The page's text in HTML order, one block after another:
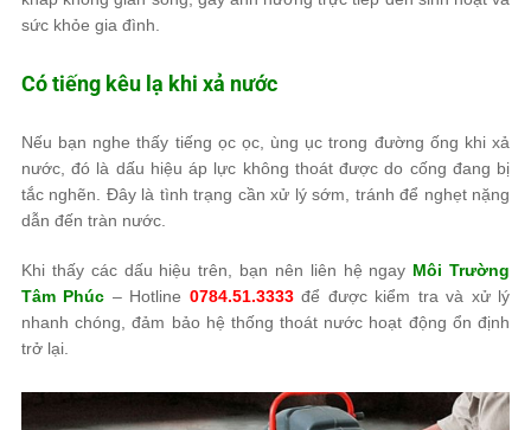
sức khỏe gia đình.
Có tiếng kêu lạ khi xả nước
Nếu bạn nghe thấy tiếng ọc ọc, ùng ục trong đường ống khi xả
nước, đó là dấu hiệu áp lực không thoát được do cống đang bị
tắc nghẽn. Đây là tình trạng cần xử lý sớm, tránh để nghẹt nặng
dẫn đến tràn nước.
Khi thấy các dấu hiệu trên, bạn nên liên hệ ngay Môi Trường
Tâm Phúc – Hotline 0784.51.3333để được kiểm tra và xử lý
nhanh chóng, đảm bảo hệ thống thoát nước hoạt động ổn định
trở lại.